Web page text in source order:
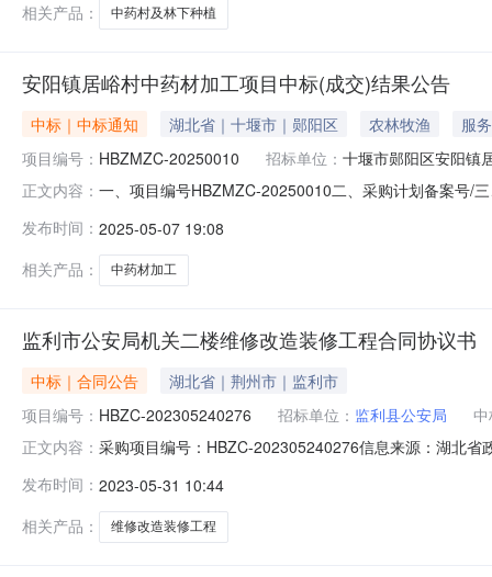
相关产品：
中药村及林下种植
安阳镇居峪村中药材加工项目中标(成交)结果公告
中标｜中标通知 湖北省｜十堰市｜郧阳区 农林牧渔
服务
项目编号： HBZMZC-20250010 招标单位： 十堰市郧阳区安阳镇
正文内容： 一、项目编号HBZMZC-20250010二、采购计划备案号/
作内容，具体详见工程量清单。施工工期：30日历天项
发布时间： 2025-05-07 19:08
相关产品：
中药材加工
监利市公安局机关二楼维修改造装修工程合同协议书
中标｜合同公告
湖北省｜荆州市｜监利市
项目编号： HBZC-202305240276 招标单位： 监利县公安局
正文内容： 采购项目编号：HBZC-202305240276信息来源：湖北
发布时间： 2023-05-31 10:44
相关产品：
维修改造装修工程